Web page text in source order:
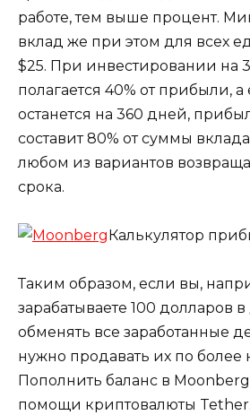
работе, тем выше процент.
вклад же при этом для всех
$25. При инвестировании на
полагается 40% от прибыли,
останется на 360 дней,
составит 80% от суммы
любом из вариантов
срока.
Калькулятор
Таким образом, если вы,
зарабатываете 100 долларов
обменять все заработанные
нужно продавать их по более
Пополнить баланс в
помощи криптовалюты